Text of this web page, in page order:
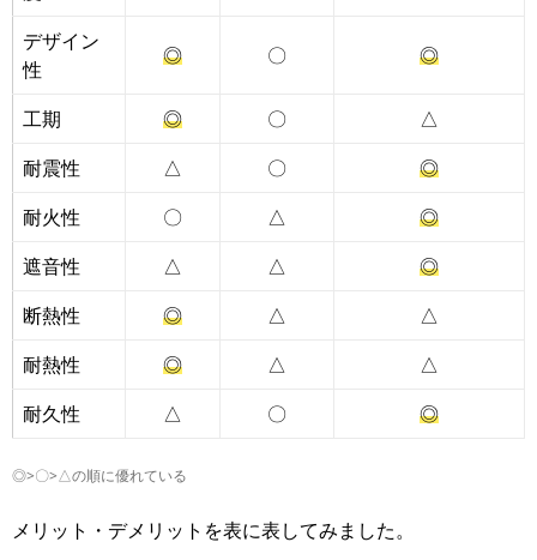
デザイン
性
◎ 〇 ◎
工期 ◎ 〇 △
耐震性 △ 〇 ◎
耐火性 〇 △ ◎
遮音性 △ △ ◎
断熱性 ◎ △ △
耐熱性 ◎ △ △
耐久性 △ 〇 ◎
◎>〇>△の順に優れている
メリット・デメリットを表に表してみました。